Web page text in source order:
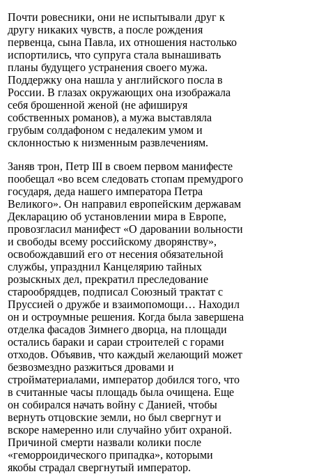
Почти ровесники, они не испытывали друг к
другу никаких чувств, а после рождения
первенца, сына Павла, их отношения настолько
испортились, что супруга стала вынашивать
планы будущего устранения своего мужа.
Поддержку она нашла у английского посла в
России. В глазах окружающих она изображала
себя брошенной женой (не афишируя
собственных романов), а мужа выставляла
грубым солдафоном с недалеким умом и
склонностью к низменным развлечениям.
Заняв трон, Петр III в своем первом манифесте
пообещал «во всем следовать стопам премудрого
государя, деда нашего императора Петра
Великого». Он направил европейским державам
Декларацию об установлении мира в Европе,
провозгласил манифест «О даровании вольности
и свободы всему российскому дворянству»,
освобождавший его от несения обязательной
службы, упразднил Канцелярию тайных
розыскных дел, прекратил преследование
старообрядцев, подписал Союзный трактат с
Пруссией о дружбе и взаимопомощи… Находил
он и остроумные решения. Когда была завершена
отделка фасадов Зимнего дворца, на площади
остались бараки и сараи строителей с горами
отходов. Объявив, что каждый желающий может
безвозмездно разжиться дровами и
стройматериалами, император добился того, что
в считанные часы площадь была очищена. Еще
он собирался начать войну с Данией, чтобы
вернуть отцовские земли, но был свергнут и
вскоре намеренно или случайно убит охраной.
Причиной смерти назвали колики после
«геморроидического припадка», которыми
якобы страдал свергнутый император.